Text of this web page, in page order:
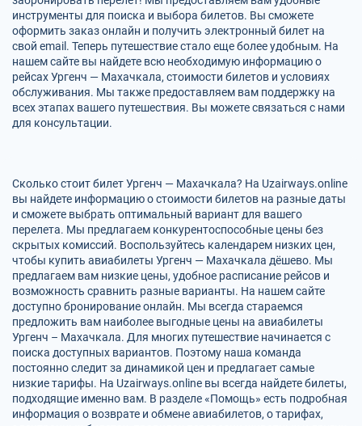
инструменты для поиска и выбора билетов. Вы сможете
оформить заказ онлайн и получить электронный билет на
свой email. Теперь путешествие стало еще более удобным. На
нашем сайте вы найдете всю необходимую информацию о
рейсах Ургенч — Махачкала, стоимости билетов и условиях
обслуживания. Мы также предоставляем вам поддержку на
всех этапах вашего путешествия. Вы можете связаться с нами
для консультации.
Сколько стоит билет Ургенч — Махачкала? На Uzairways.online
вы найдете информацию о стоимости билетов на разные даты
и сможете выбрать оптимальный вариант для вашего
перелета. Мы предлагаем конкурентоспособные цены без
скрытых комиссий. Воспользуйтесь календарем низких цен,
чтобы купить авиабилеты Ургенч — Махачкала дёшево. Мы
предлагаем вам низкие цены, удобное расписание рейсов и
возможность сравнить разные варианты. На нашем сайте
доступно бронирование онлайн. Мы всегда стараемся
предложить вам наиболее выгодные цены на авиабилеты
Ургенч – Махачкала. Для многих путешествие начинается с
поиска доступных вариантов. Поэтому наша команда
постоянно следит за динамикой цен и предлагает самые
низкие тарифы. На Uzairways.online вы всегда найдете билеты,
подходящие именно вам. В разделе «Помощь» есть подробная
информация о возврате и обмене авиабилетов, о тарифах,